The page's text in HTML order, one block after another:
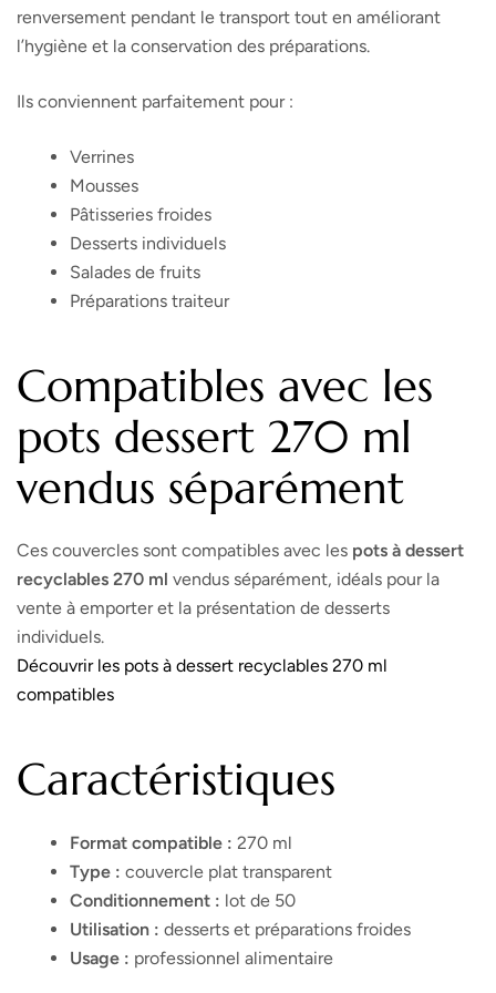
renversement pendant le transport tout en améliorant
l’hygiène et la conservation des préparations.
Ils conviennent parfaitement pour :
Verrines
Mousses
Pâtisseries froides
Desserts individuels
Salades de fruits
Préparations traiteur
Compatibles avec les
pots dessert 270 ml
vendus séparément
Ces couvercles sont compatibles avec les pots à dessert
recyclables 270 ml vendus séparément, idéals pour la
vente à emporter et la présentation de desserts
individuels.
Découvrir les pots à dessert recyclables 270 ml
compatibles
Caractéristiques
Format compatible : 270 ml
Type : couvercle plat transparent
Conditionnement : lot de 50
Utilisation : desserts et préparations froides
Usage : professionnel alimentaire